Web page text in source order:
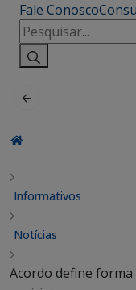
Fale Conosco
Pesquisar
por:
Informativos
Notícias
Acordo define